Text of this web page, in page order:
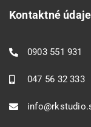
Kontaktné údaje
0903 551 931
047 56 32 333